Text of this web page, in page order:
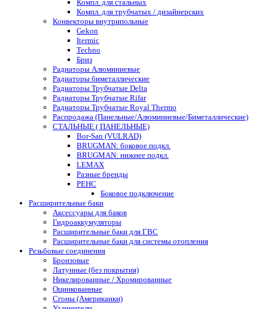
Компл. для стальных
Компл. для трубчатых / дизайнерских
Конвекторы внутрипольные
Gekon
Itermic
Techno
Бриз
Радиаторы Алюминиевые
Радиаторы биметаллические
Радиаторы Трубчатые Delta
Радиаторы Трубчатые Rifar
Радиаторы Трубчатые Royal Thermo
Распродажа (Панельные/Алюминиевые/Биметаллические)
СТАЛЬНЫЕ ( ПАНЕЛЬНЫЕ)
Bor-San (VULRAD)
BRUGMAN: боковое подкл.
BRUGMAN: нижнее подкл.
LEMAX
Разные бренды
РЕНС
Боковое подключение
Расширительные баки
Аксессуары для баков
Гидроаккумуляторы
Расширительные баки для ГВС
Расширительные баки для системы отопления
Резьбовые соединения
Бронзовые
Латунные (без покрытия)
Никелированные / Хромированные
Оцинкованные
Сгоны (Американки)